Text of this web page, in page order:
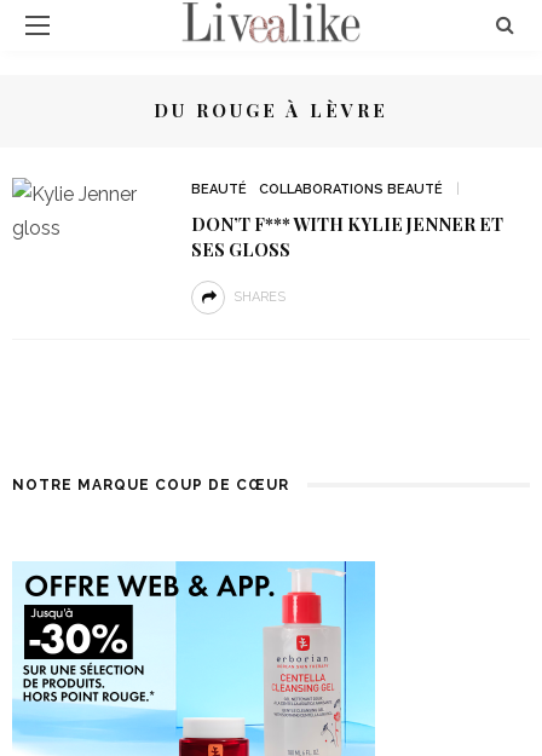
DU ROUGE À LÈVRE
BEAUTÉ COLLABORATIONS BEAUTÉ
DON’T F*** WITH KYLIE JENNER ET
SES GLOSS
SHARES
NOTRE MARQUE COUP DE CŒUR